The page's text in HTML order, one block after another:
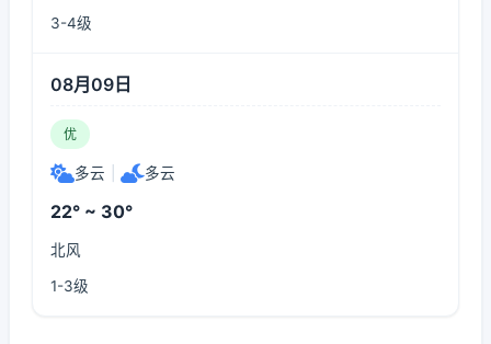
3-4级
08月09日
优
多云 多云
22° ~ 30°
北风
1-3级